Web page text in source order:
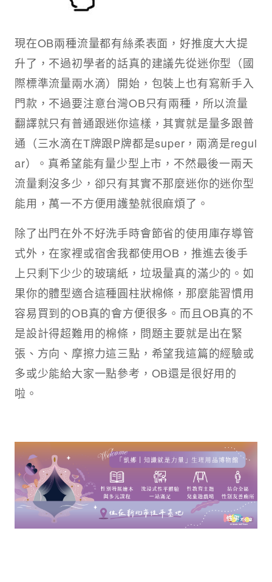
現在OB兩種流量都有絲柔表面，好推度大大提
升了，不過初學者的話真的建議先從迷你型（國
際標準流量兩水滴）開始，包裝上也有寫新手入
門款，不過要注意台灣OB只有兩種，所以流量
翻譯就只有普通跟迷你這樣，其實就是量多跟普
通（三水滴在T牌跟P牌都是super，兩滴是regul
ar）。真希望能有量少型上市，不然最後一兩天
流量剩沒多少，卻只有其實不那麼迷你的迷你型
能用，萬一不方便用護墊就很麻煩了。
除了出門在外不好洗手時會節省的使用庫存導管
式外，在家裡或宿舍我都使用OB，推進去後手
上只剩下少少的玻璃紙，垃圾量真的滿少的。如
果你的體型適合這種圓柱狀棉條，那麼能習慣用
容易買到的OB真的會方便很多。而且OB真的不
是設計得超難用的棉條，問題主要就是出在緊
張、方向、摩擦力這三點，希望我這篇的經驗或
多或少能給大家一點參考，OB還是很好用的
啦。